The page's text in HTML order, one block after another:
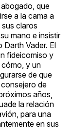
que
a la cama a
claros
mano e insistir
Darth Vader. El
fideicomiso y
cómo, y un
de que
de
años,
la relación
para una
en sus